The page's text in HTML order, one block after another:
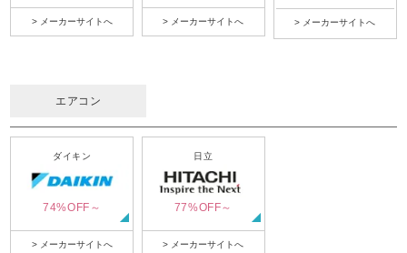
> メーカーサイトへ > メーカーサイトへ > メーカーサイトへ
エアコン
ダイキン
74%OFF～
> メーカーサイトへ
日立
77%OFF～
> メーカーサイトへ